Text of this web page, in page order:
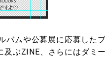
バムや公募展に応募した
ぶZINE、さらにはダミ